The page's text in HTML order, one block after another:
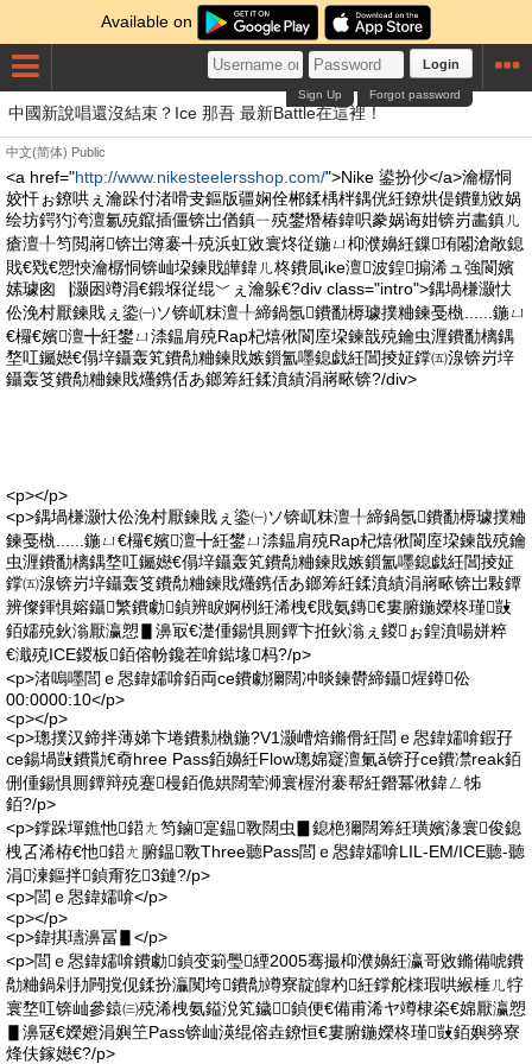
Available on
Login
Forgot password
Sign Up
中國新說唱還沒結束？Ice 那吾 最新Battle在這裡！
中文(简体) Public
<a href="http://www.nikesteelersshop.com/">Nike 鍙扮仯</a>瀹樼恫
姣忓ぉ鐐哄ぇ瀹跺付渚嗗叏鏂版疆娴佺郴鍒楀柈鍝侊紝鐐烘偍鐨勭敓娲
绘坊鍔犳洿澶氱殑鑹插僵锛岀偤鎮ㄧ殑鐢熸椿鍏呮豢娲诲姏锛岃畵鎮ㄦ
瘡澶╀笉閲嶈锛岀簿褰╃殑浜虹敓寰炵従鍦ㄩ枊濮嬶紝鏁珛闂滄敞鎴
戝€戣€愬悏瀹樼恫锛屾垜鍊戝皣鍏ㄦ柊鐨凬ike澶波鍠搧浠ュ強閬嬪
嫊璩囪▕灏囦竴涓€鍛堢従绲﹀ぇ瀹躲€?div class="intro">鍝堝槏灏忕
伀浼村厭鍊戝ぇ鍌㈠ソ锛屼粖澶╀締鍋氬鐨勫槈璩撲粬鍊戞槸......鍦ㄩ
€欏€嬪澶╋紝鐢ㄩ渿鎾肩殑Rap杞熺偢閬庢垜鍊戠殑鑰虫湹鐨勫樆鍝
堥叿钃嬨€傝垶鑷轰笂鐨勪粬鍊戝嫉鎻氳嚜鎴戯紝閶掕姃鐣㈤湶锛岃垶
鑷轰笅鐨勪粬鍊戝爡鎸佸あ鎯筹紝鍒濆績涓嶈畩锛?/div>
<p></p>
<p>鍝堝槏灏忕伀浼村厭鍊戝ぇ鍌㈠ソ锛屼粖澶╀締鍋氬鐨勫槈璩撲粬
鍊戞槸......鍦ㄩ€欏€嬪澶╋紝鐢ㄩ渿鎾肩殑Rap杞熺偢閬庢垜鍊戠殑鑰
虫湹鐨勫樆鍝堥叿钃嬨€傝垶鑷轰笂鐨勪粬鍊戝嫉鎻氳嚜鎴戯紝閶掕姃
鐣㈤湶锛岃垶鑷轰笅鐨勪粬鍊戝爡鎸佸あ鎯筹紝鍒濆績涓嶈畩锛岀敤鐔
辨儏鍕惧嫆鑷繁鐨勮鍞辨睙婀栵紝浠栧€戝氨鏄€婁腑鍦嬫柊瑾敱
銆嬬殑鈥滃厭瀛愬▋濞冣€濋偅鍚惧厠鐔卞拰鈥滃ぇ鍐ぉ鍠濆啺姘粹
€濈殑ICE鍐板銆傛帉鑱茬啽鐑堟杩?/p>
<p>渚嗚嚜閭ｅ惥鍏嬬啽銆両ce鐨勮獮闊冲晱鍊欎締鑷煋鐏伀
00:0000:10</p>
<p></p>
<p>璁撲汉鍗拌薄娣卞埢鐨勬槸鍦?V1灏嶆焙鏅傦紝閭ｅ惥鍏嬬啽鍜孖
ce鍚堝敱鐨勩€奣hree Pass銆嬶紝Flow璁婂寲澶氭ǎ锛孖ce鐨凚reak銆
侀偅鍚惧厠鐔辩殑蹇槾銆佹娂闊荤浉寰楃泭褰帮紝鐕冪偢鍏ㄥ牬
銆?/p>
<p>鐣跺墠鐎忚鍣ㄤ笉鏀寔鎾斁闊虫▊鎴栬獮闊筹紝璜嬪湪寰俊鎴
栧叾浠栫€忚鍣ㄤ腑鎾斁Three聽Pass閭ｅ惥鍏嬬啽LIL-EM/ICE聽-聽
涓湅鏂拌鍞甭犵3鏈?/p>
<p>閭ｅ惥鍏嬬啽</p>
<p></p>
<p>鍏掑瓙濞冨▋</p>
<p>閭ｅ惥鍏嬬啽鐨勮鍞变箣璺緸2005骞撮枊濮嬶紝瀛哥敓鏅備唬鐨
勪粬鍋剁劧闁撹伣鍒扮灜闃垮鐨勪竴寮靛皥杓紝鐣舵檪瑕哄緱棰ㄦ牸
寰堥叿锛屾參鎱㈢殑浠栧氨鎰涗笂鐬鍞便€備甫浠ヤ竴棣栥€婂厭瀛愬
▋濞冦€嬫嬁涓嬩笁Pass锛屾渶绲傛垚鐐恒€婁腑鍦嬫柊瑾敱銆嬩簩寮
烽伕鎵嬨€?/p>